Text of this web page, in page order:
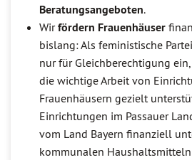
Beratungsangeboten.
Wirfördern Frauenhäuser
bislang: Als feministische
nur für Gleichberechtigung
die wichtige Arbeit von
Frauenhäusern gezielt
Einrichtungen im Passauer
vom Land Bayern finanziell
kommunalen